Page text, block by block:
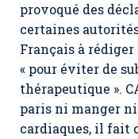
provoqué des
certaines
Français à
« pour éviter de
thérapeutique ».
paris ni manger
cardiaques, il fait